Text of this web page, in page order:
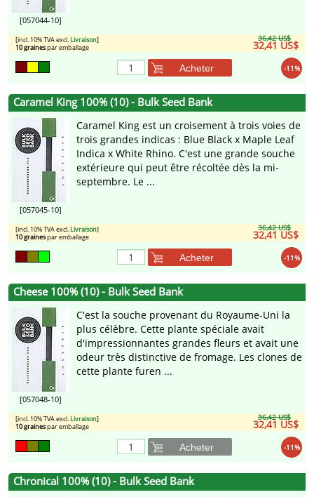
[057044-10]
36,42 US$
32,41 US$
[incl. 10% TVA excl. Livraison]
10 grainespar emballage
-11%
Acheter
Caramel King 100% (10) - Bulk Seed Bank
[057045-10]
Caramel King est un croisement à trois voies de
trois grandes indicas : Blue Black x Maple Leaf
Indica x White Rhino. C'est une grande souche
extérieure qui peut être récoltée dès la mi-
septembre. Le ...
36,42 US$
32,41 US$
[incl. 10% TVA excl. Livraison]
10 grainespar emballage
-11%
Acheter
Cheese 100% (10) - Bulk Seed Bank
[057048-10]
C'est la souche provenant du Royaume-Uni la
plus célèbre. Cette plante spéciale avait
d'impressionnantes grandes fleurs et avait une
odeur très distinctive de fromage. Les clones de
cette plante furen ...
36,42 US$
32,41 US$
[incl. 10% TVA excl. Livraison]
10 grainespar emballage
-11%
Acheter
Chronical 100% (10) - Bulk Seed Bank